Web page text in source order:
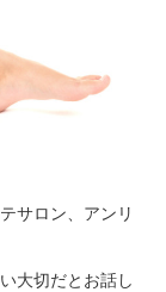
サロン、アンリ
大切だとお話し